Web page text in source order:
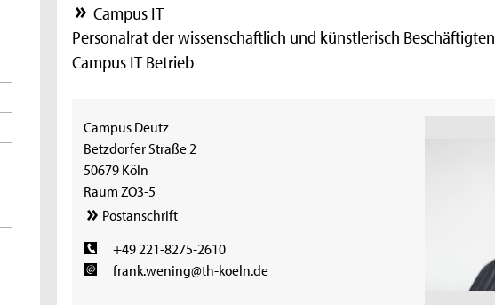
Campus IT
Personalrat der wissenschaftlich und künstlerisch Beschäftigten
Campus IT Betrieb
Campus Deutz
Betzdorfer Straße 2
50679 Köln
Raum ZO3-5
Postanschrift
+49 221-8275-2610
frank.wening@th-koeln.de